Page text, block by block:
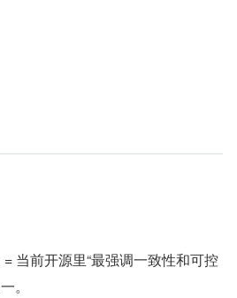
当前开源里“最强调一致性和可控
。